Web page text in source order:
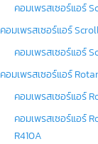
คอมเพรสเซอร์แอร์
คอมเพรสเซอร์แอร์
คอมเพรสเซอร์แอร์
คอมเพรสเซอร์แอร์
คอมเพรสเซอร์แอร์
คอมเพรสเซอร์แอร์
R410A